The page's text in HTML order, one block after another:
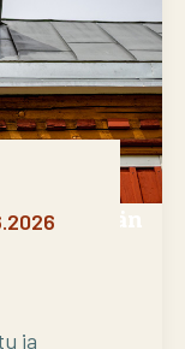
Nikkilän
ja